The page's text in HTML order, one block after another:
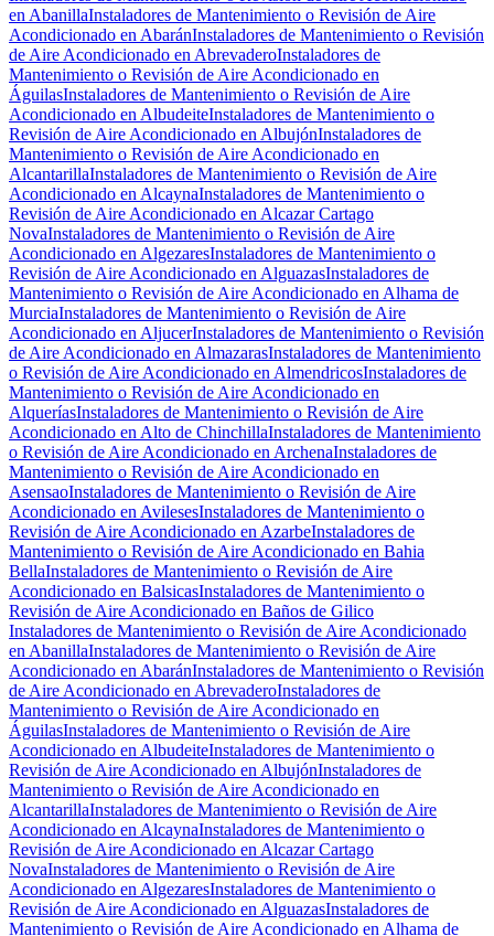
en AbanillaInstaladores de Mantenimiento o Revisión de Aire
Acondicionado en AbaránInstaladores de Mantenimiento o Revisión
de Aire Acondicionado en AbrevaderoInstaladores de
Mantenimiento o Revisión de Aire Acondicionado en
ÁguilasInstaladores de Mantenimiento o Revisión de Aire
Acondicionado en AlbudeiteInstaladores de Mantenimiento o
Revisión de Aire Acondicionado en AlbujónInstaladores de
Mantenimiento o Revisión de Aire Acondicionado en
AlcantarillaInstaladores de Mantenimiento o Revisión de Aire
Acondicionado en AlcaynaInstaladores de Mantenimiento o
Revisión de Aire Acondicionado en Alcazar Cartago
NovaInstaladores de Mantenimiento o Revisión de Aire
Acondicionado en AlgezaresInstaladores de Mantenimiento o
Revisión de Aire Acondicionado en AlguazasInstaladores de
Mantenimiento o Revisión de Aire Acondicionado en Alhama de
MurciaInstaladores de Mantenimiento o Revisión de Aire
Acondicionado en AljucerInstaladores de Mantenimiento o Revisión
de Aire Acondicionado en AlmazarasInstaladores de Mantenimiento
o Revisión de Aire Acondicionado en AlmendricosInstaladores de
Mantenimiento o Revisión de Aire Acondicionado en
AlqueríasInstaladores de Mantenimiento o Revisión de Aire
Acondicionado en Alto de ChinchillaInstaladores de Mantenimiento
o Revisión de Aire Acondicionado en ArchenaInstaladores de
Mantenimiento o Revisión de Aire Acondicionado en
AsensaoInstaladores de Mantenimiento o Revisión de Aire
Acondicionado en AvilesesInstaladores de Mantenimiento o
Revisión de Aire Acondicionado en AzarbeInstaladores de
Mantenimiento o Revisión de Aire Acondicionado en Bahia
BellaInstaladores de Mantenimiento o Revisión de Aire
Acondicionado en BalsicasInstaladores de Mantenimiento o
Revisión de Aire Acondicionado en Baños de Gilico
Instaladores de Mantenimiento o Revisión de Aire Acondicionado
en AbanillaInstaladores de Mantenimiento o Revisión de Aire
Acondicionado en AbaránInstaladores de Mantenimiento o Revisión
de Aire Acondicionado en AbrevaderoInstaladores de
Mantenimiento o Revisión de Aire Acondicionado en
ÁguilasInstaladores de Mantenimiento o Revisión de Aire
Acondicionado en AlbudeiteInstaladores de Mantenimiento o
Revisión de Aire Acondicionado en AlbujónInstaladores de
Mantenimiento o Revisión de Aire Acondicionado en
AlcantarillaInstaladores de Mantenimiento o Revisión de Aire
Acondicionado en AlcaynaInstaladores de Mantenimiento o
Revisión de Aire Acondicionado en Alcazar Cartago
NovaInstaladores de Mantenimiento o Revisión de Aire
Acondicionado en AlgezaresInstaladores de Mantenimiento o
Revisión de Aire Acondicionado en AlguazasInstaladores de
Mantenimiento o Revisión de Aire Acondicionado en Alhama de